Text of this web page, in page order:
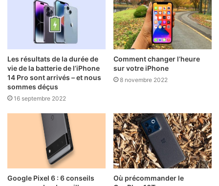
Les résultats de la durée de
vie de la batterie de l’iPhone
14 Pro sont arrivés – et nous
sommes déçus
16 septembre 2022
Comment changer l’heure
sur votre iPhone
8 novembre 2022
Google Pixel 6 : 6 conseils
Où précommander le